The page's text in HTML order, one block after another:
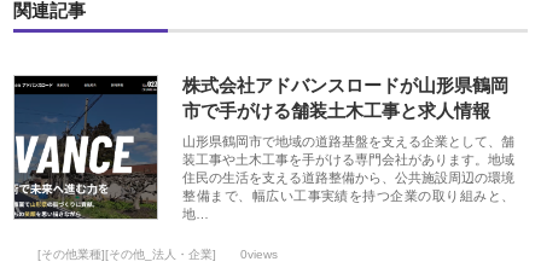
関連記事
株式会社アドバンスロードが山形県鶴岡
市で手がける舗装土木工事と求人情報
山形県鶴岡市で地域の道路基盤を支える企業として、舗
装工事や土木工事を手がける専門会社があります。地域
住民の生活を支える道路整備から、公共施設周辺の環境
整備まで、幅広い工事実績を持つ企業の取り組みと、
地…
[その他業種][その他_法人・企業] 0views